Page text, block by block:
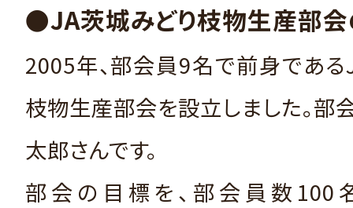
●JA茨城みどり枝物生産部
2005年、部会員9名で前身であ
枝物生産部会を設立しました。部
太郎さんです。
部会の目標を、部会員数100